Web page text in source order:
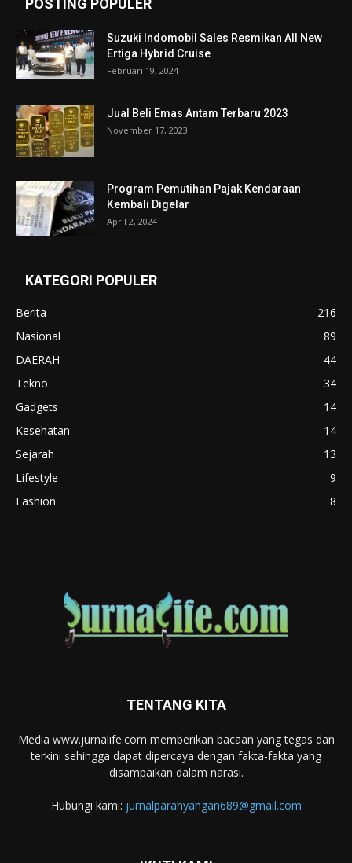
POSTING POPULER
Suzuki Indomobil Sales Resmikan All New
Ertiga Hybrid Cruise
Februari 19, 2024
Jual Beli Emas Antam Terbaru 2023
November 17, 2023
Program Pemutihan Pajak Kendaraan
Kembali Digelar
April 2, 2024
KATEGORI POPULER
Berita
216
Nasional
89
DAERAH
44
Tekno
34
Gadgets
14
Kesehatan
14
Sejarah
13
Lifestyle
9
Fashion
8
TENTANG KITA
Media www.jurnalife.com memberikan bacaan yang tegas dan
terkini sehingga dapat dipercaya dengan fakta-fakta yang
disampaikan dalam narasi.
Hubungi kami: jurnalparahyangan689@gmail.com